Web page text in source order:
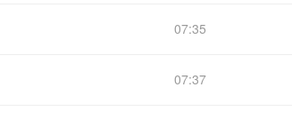
07:35
07:37